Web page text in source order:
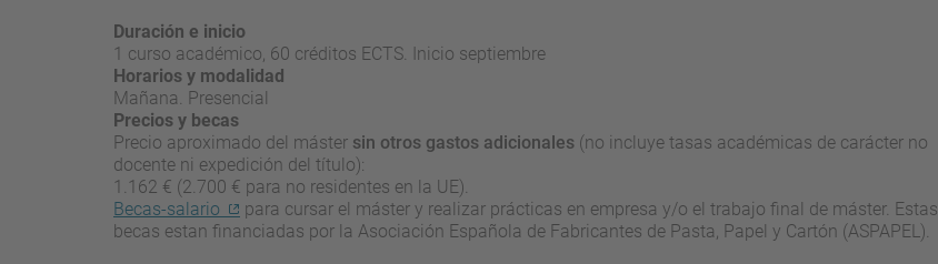
Duración e inicio
1 curso académico, 60 créditos ECTS. Inicio septiembre
Horarios y modalidad
Mañana. Presencial
Precios y becas
Precio aproximado del máster sin otros gastos adicionales (no incluye tasas académicas de carácter no
docente ni expedición del título):
1.162 € (2.700 € para no residentes en la UE).
Becas-salario
para cursar el máster y realizar prácticas en empresa y/o el trabajo final de máster. Estas
becas estan financiadas por la Asociación Española de Fabricantes de Pasta, Papel y Cartón (ASPAPEL).